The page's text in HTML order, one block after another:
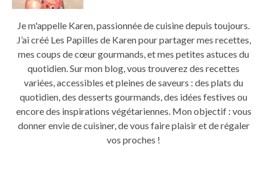
Je m'appelle Karen, passionnée de cuisine depuis toujours.
J’ai créé Les Papilles de Karen pour partager mes recettes,
mes coups de cœur gourmands, et mes petites astuces du
quotidien. Sur mon blog, vous trouverez des recettes
variées, accessibles et pleines de saveurs : des plats du
quotidien, des desserts gourmands, des idées festives ou
encore des inspirations végétariennes. Mon objectif : vous
donner envie de cuisiner, de vous faire plaisir et de régaler
vos proches !